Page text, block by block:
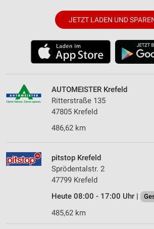
JETZT LADEN UND
AUTOMEISTER Krefeld
Ritterstraße 135
47805 Krefeld
486,62 km
pitstop Krefeld
Sprödentalstr. 2
47799 Krefeld
Heute 08:00 - 17:00 Uhr |
485,62 km